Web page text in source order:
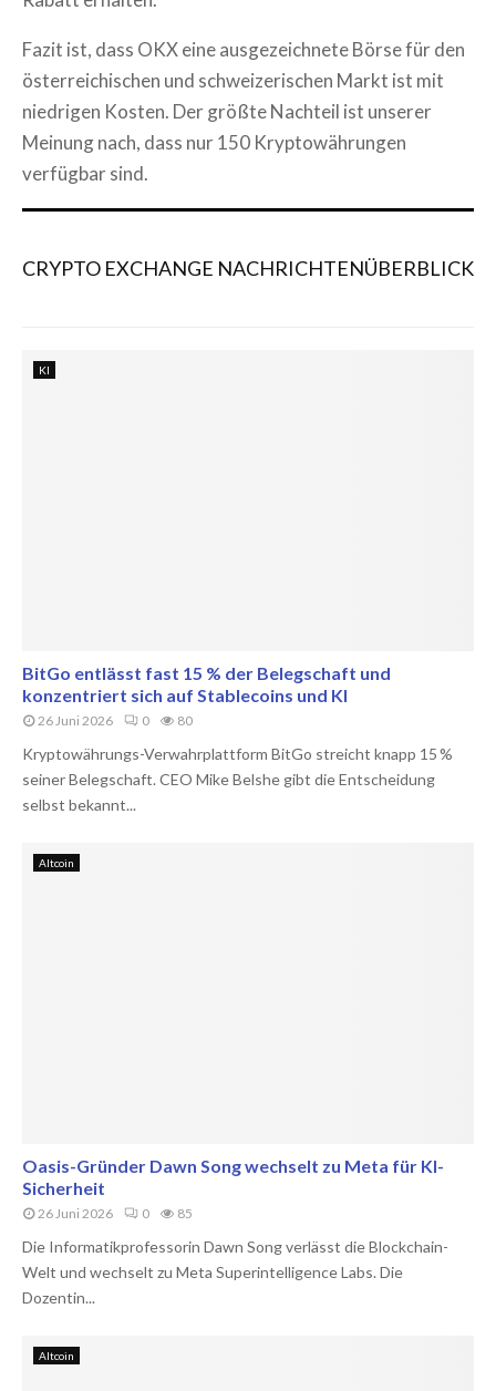
Fazit ist, dass OKX eine ausgezeichnete Börse für den
österreichischen und schweizerischen Markt ist mit
niedrigen Kosten. Der größte Nachteil ist unserer
Meinung nach, dass nur 150 Kryptowährungen
verfügbar sind.
CRYPTO EXCHANGE NACHRICHTENÜBERBLICK
KI
BitGo entlässt fast 15 % der Belegschaft und
konzentriert sich auf Stablecoins und KI
26 Juni 2026 0 80
Kryptowährungs-Verwahrplattform BitGo streicht knapp 15 %
seiner Belegschaft. CEO Mike Belshe gibt die Entscheidung
selbst bekannt...
Altcoin
Oasis-Gründer Dawn Song wechselt zu Meta für KI-
Sicherheit
26 Juni 2026 0 85
Die Informatikprofessorin Dawn Song verlässt die Blockchain-
Welt und wechselt zu Meta Superintelligence Labs. Die
Dozentin...
Altcoin